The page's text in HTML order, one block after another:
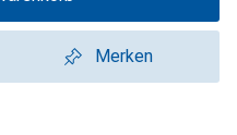
Merken